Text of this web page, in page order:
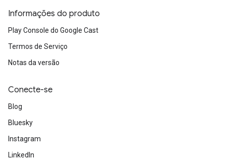
Informações do produto
Play Console do Google Cast
Termos de Serviço
Notas da versão
Conecte-se
Blog
Bluesky
Instagram
LinkedIn